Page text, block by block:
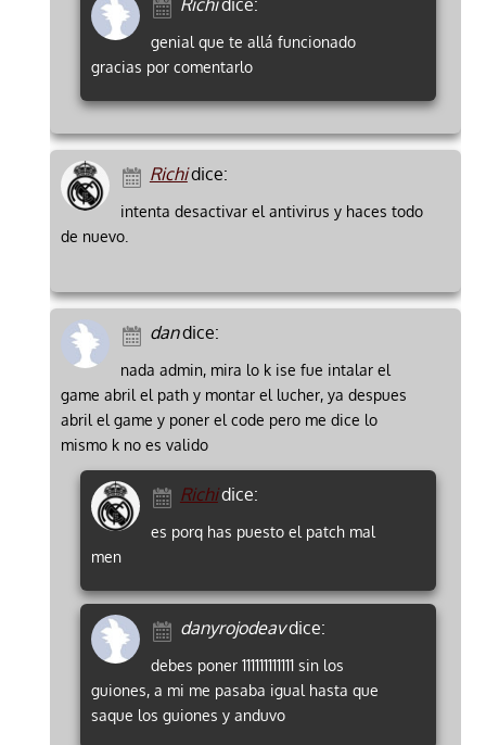
Richidice:
genial que te allá funcionado
gracias por comentarlo
Richidice:
intenta desactivar el antivirus y haces todo
de nuevo.
dandice:
nada admin, mira lo k ise fue intalar el
game abril el path y montar el lucher, ya despues
abril el game y poner el code pero me dice lo
mismo k no es valido
Richidice:
es porq has puesto el patch mal
men
danyrojodeavdice:
debes poner 111111111111 sin los
guiones, a mi me pasaba igual hasta que
saque los guiones y anduvo